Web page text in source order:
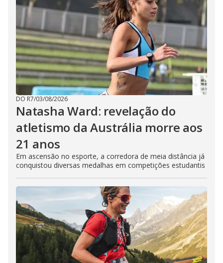
DO R7/03/08/2026
Natasha Ward: revelação do
atletismo da Austrália morre aos
21 anos
Em ascensão no esporte, a corredora de meia distância já
conquistou diversas medalhas em competições estudantis